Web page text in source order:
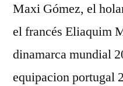
Maxi Gómez, el
el francés Eliaquim
dinamarca mundial
equipacion portugal